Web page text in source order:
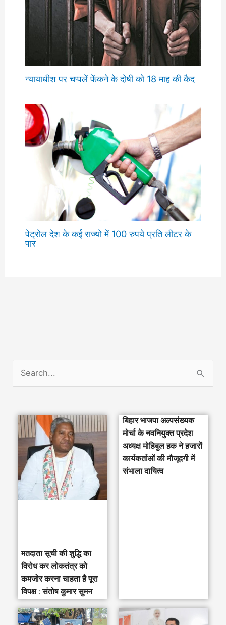
न्यायाधीश पर चप्पलें फेंकने के दोषी को 18 माह की कैद
पेट्रोल देश के कई राज्यो में 100 रुपये प्रति लीटर के
पार
मतदाता सूची की शुद्धि का
विरोध कर लोकतंत्र को
कमजोर करना चाहता है पूरा
विपक्ष : संतोष कुमार सुमन
बिहार भाजपा अल्पसंख्यक
मोर्चा के नवनियुक्त प्रदेश
अध्यक्ष मोहिबुल हक ने हजारों
कार्यकर्ताओं की मौजूदगी में
संभाला दायित्व